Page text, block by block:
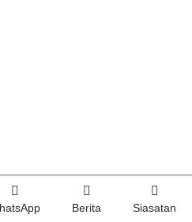
Berita Siasatan